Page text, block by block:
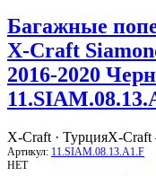
Багажные
X-Craft
2016-2020
X-Craft · ТурцияX-
Артикул: 11.SIAM.08.13.A1.F
НЕТ